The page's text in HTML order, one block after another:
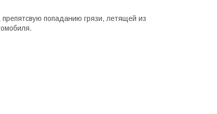
попаданию грязи, летящей из